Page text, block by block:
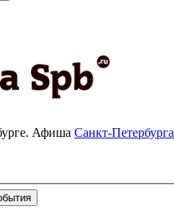
Афиша Санкт-Петербурга